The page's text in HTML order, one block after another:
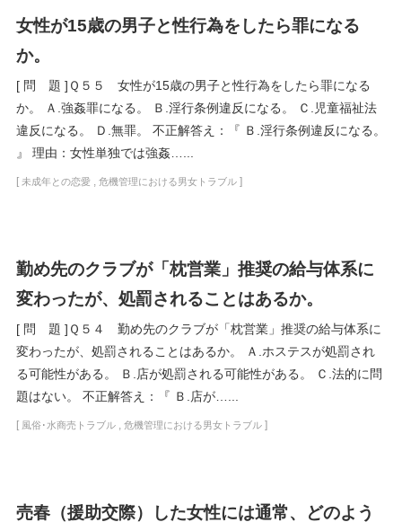
女性が15歳の男子と性行為をしたら罪になる
か。
[ 問 題 ]Ｑ５５ 女性が15歳の男子と性行為をしたら罪になる
か。 Ａ.強姦罪になる。 Ｂ.淫行条例違反になる。 Ｃ.児童福祉法
違反になる。 Ｄ.無罪。 不正解答え：『 Ｂ.淫行条例違反になる。
』 理由：女性単独では強姦…...
[ 未成年との恋愛, 危機管理における男女トラブル]
勤め先のクラブが「枕営業」推奨の給与体系に
変わったが、処罰されることはあるか。
[ 問 題 ]Ｑ５４ 勤め先のクラブが「枕営業」推奨の給与体系に
変わったが、処罰されることはあるか。 Ａ.ホステスが処罰され
る可能性がある。 Ｂ.店が処罰される可能性がある。 Ｃ.法的に問
題はない。 不正解答え：『 Ｂ.店が…...
[ 風俗･水商売トラブル, 危機管理における男女トラブル]
売春（援助交際）した女性には通常、どのよう